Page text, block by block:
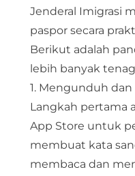
Jenderal Imigrasi
paspor secara
Berikut adalah
lebih banyak
1. Mengunduh
Langkah pertama
App Store untuk
membuat kata
membaca dan